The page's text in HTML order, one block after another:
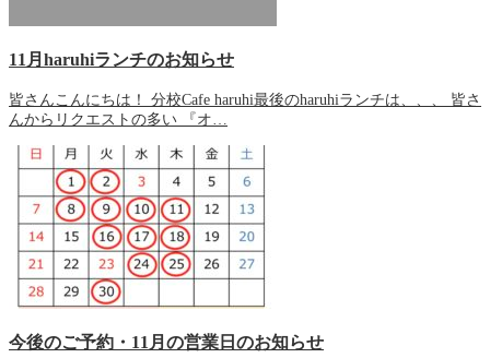
11月haruhiランチのお知らせ
皆さんこんにちは！ 分校Cafe haruhi最後のharuhiランチは、、、 皆さ
んからリクエストの多い 『オ…
今後のご予約・11月の営業日のお知らせ